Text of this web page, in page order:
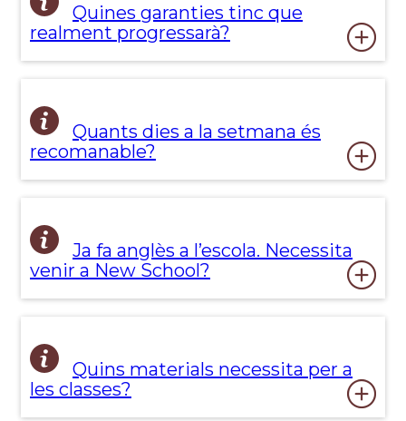
Quines garanties tinc que
realment progressarà?
Quants dies a la setmana és
recomanable?
Ja fa anglès a l’escola. Necessita
venir a New School?
Quins materials necessita per a
les classes?